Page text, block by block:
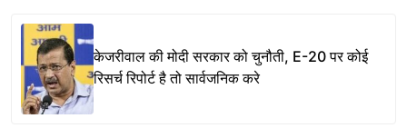
केजरीवाल की मोदी सरकार को चुनौती, E-20 पर कोई
रिसर्च रिपोर्ट है तो सार्वजनिक करे